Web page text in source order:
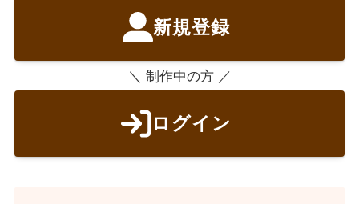
新規登録
＼ 制作中の方 ／
ログイン